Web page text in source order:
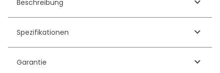
Beschreibung
Spezifikationen keyboard_arrow_down
Garantie keyboard_arrow_down